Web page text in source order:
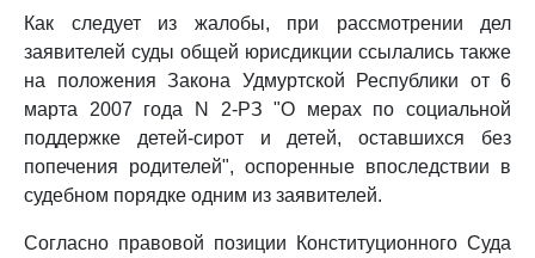
Как следует из жалобы, при рассмотрении дел
заявителей суды общей юрисдикции ссылались также
на положения Закона Удмуртской Республики от 6
марта 2007 года N 2-РЗ "О мерах по социальной
поддержке детей-сирот и детей, оставшихся без
попечения родителей", оспоренные впоследствии в
судебном порядке одним из заявителей.
Согласно правовой позиции Конституционного Суда